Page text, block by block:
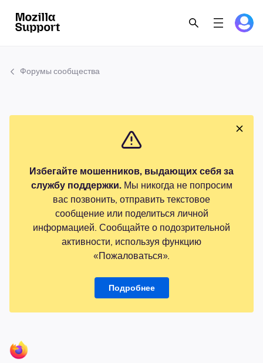
Форумы сообщества
Избегайте мошенников, выдающих себя за
службу поддержки.Мы никогда не попросим
вас позвонить, отправить текстовое
сообщение или поделиться личной
информацией. Сообщайте о подозрительной
активности, используя функцию
«Пожаловаться».
Подробнее